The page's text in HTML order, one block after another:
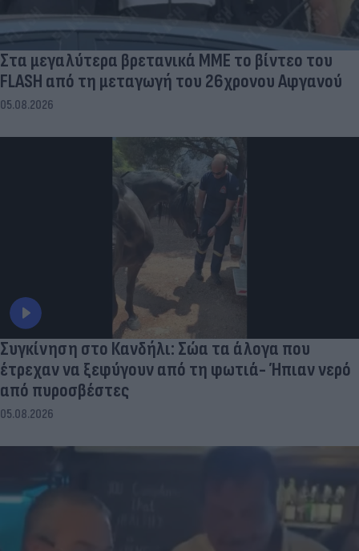
Στα μεγαλύτερα βρετανικά ΜΜΕ το βίντεο του
FLASH από τη μεταγωγή του 26χρονου Αφγανού
05.08.2026
Συγκίνηση στο Κανδήλι: Σώα τα άλογα που
έτρεχαν να ξεφύγουν από τη φωτιά- Ήπιαν νερό
από πυροσβέστες
05.08.2026